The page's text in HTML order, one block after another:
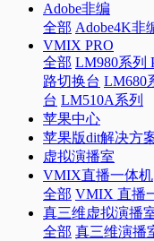
Adobe非编
全部 Adobe4K非
VMIX PRO
全部 LM980系列
路切换台 LM680
台 LM510A系列
苹果中心
苹果版dit解决方
虚拟演播室
VMIX直播一体机
全部 VMIX 直播
真三维虚拟演播
全部 真三维演播